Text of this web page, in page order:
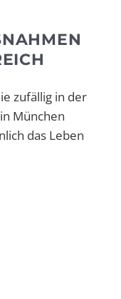
D
zufällig in der
München
das Leben